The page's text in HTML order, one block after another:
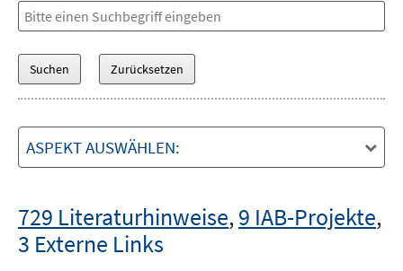
ASPEKT AUSWÄHLEN:
729 Literaturhinweise,9 IAB-Projekte,
3 Externe Links